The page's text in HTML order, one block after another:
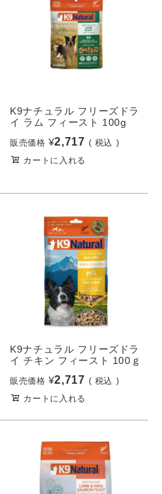
K9ナチュラル フリーズドラ
イ ラム フィースト 100g
販売価格 ¥2,717
税込
カートに入れる
K9ナチュラル フリーズドラ
イ チキン フィースト 100ｇ
販売価格 ¥2,717
税込
カートに入れる